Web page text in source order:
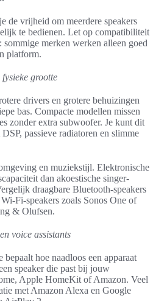
de vrijheid om meerdere speakers
te bedienen. Let op compatibiliteit
sommige merken werken alleen goed
platform.
grootte
drivers en grotere behuizingen
bas. Compacte modellen missen
zonder extra subwoofer. Je kunt dit
passieve radiatoren en slimme
en muziekstijl. Elektronische
dan akoestische singer-
draagbare Bluetooth-speakers
speakers zoals Sonos One of
& Olufsen.
voice assistants
bepaalt hoe naadloos een apparaat
speaker die past bij jouw
Apple HomeKit of Amazon. Veel
met Amazon Alexa en Google